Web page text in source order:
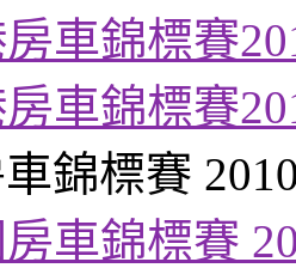
車錦標賽
車錦標賽
錦標賽
車錦標賽